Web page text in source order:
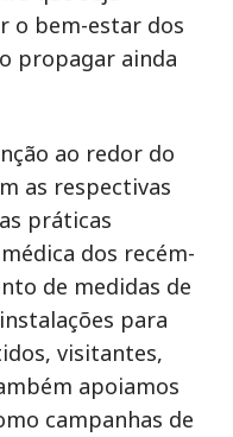
o bem-estar dos
propagar ainda
ao redor do
as respectivas
práticas
dos recém-
de medidas de
para
visitantes,
apoiamos
campanhas de